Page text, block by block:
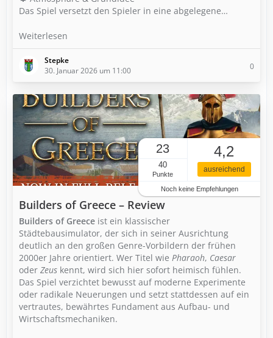
Das Spiel versetzt den Spieler in eine abgelegene…
Weiterlesen
Stepke
30. Januar 2026 um 11:00
0
23
40
Punkte
4,2
ausreichend
Noch keine Empfehlungen
Builders of Greece – Review
Builders of Greece ist ein klassischer
Städtebausimulator, der sich in seiner Ausrichtung
deutlich an den großen Genre-Vorbildern der frühen
2000er Jahre orientiert. Wer Titel wie Pharaoh, Caesar
oder Zeus kennt, wird sich hier sofort heimisch fühlen.
Das Spiel verzichtet bewusst auf moderne Experimente
oder radikale Neuerungen und setzt stattdessen auf ein
vertrautes, bewährtes Fundament aus Aufbau- und
Wirtschaftsmechaniken.